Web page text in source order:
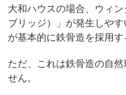
大和ハウスの場合、ウィ
ブリッジ）」が発生しや
が基本的に鉄骨造を採用す
ただ、これは鉄骨造の自
せん。